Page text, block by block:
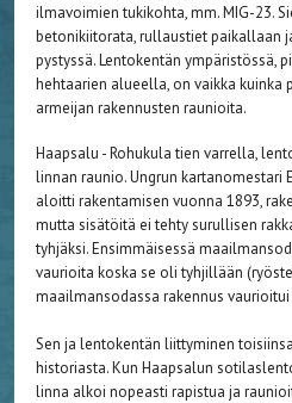
ilmavoimien tukikohta, mm. MIG-23.
betonikiitorata, rullaustiet paikallaan
pystyssä. Lentokentän ympäristössä,
hehtaarien alueella, on vaikka kuinka
armeijan rakennusten raunioita.
Haapsalu - Rohukula tien varrella,
linnan raunio. Ungrun kartanomestari
aloitti rakentamisen vuonna 1893,
mutta sisätöitä ei tehty surullisen
tyhjäksi. Ensimmäisessä
vaurioita koska se oli tyhjillään
maailmansodassa rakennus
Sen ja lentokentän liittyminen
historiasta. Kun Haapsalun
linna alkoi nopeasti rapistua ja